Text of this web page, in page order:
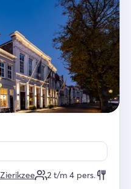
Zierikzee 2 t/m 4 pers.